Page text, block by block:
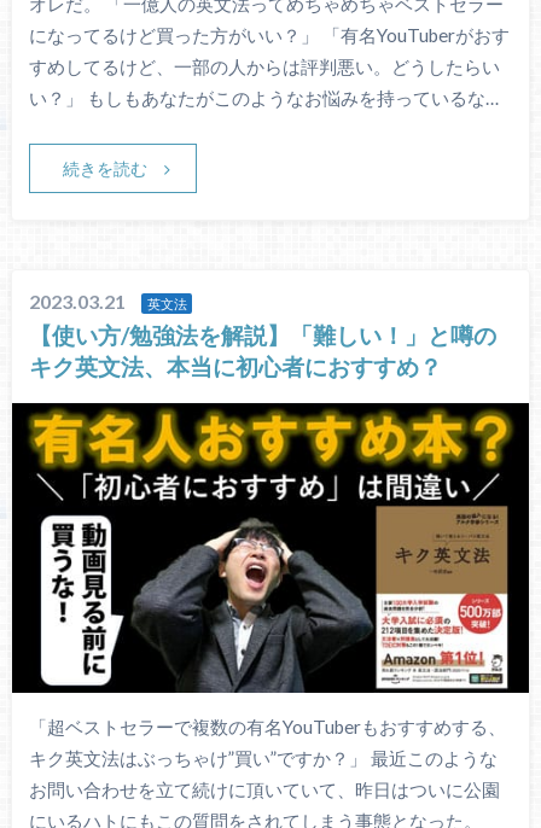
になってるけど買った方がいい？」 「有名YouTuberがおす
すめしてるけど、一部の人からは評判悪い。どうしたらい
い？」 もしもあなたがこのようなお悩みを持っているな…
続きを読む
2023.03.21 英文法
【使い方/勉強法を解説】「難しい！」と噂の
キク英文法、本当に初心者におすすめ？
「超ベストセラーで複数の有名YouTuberもおすすめする、
キク英文法はぶっちゃけ”買い”ですか？」 最近このような
お問い合わせを立て続けに頂いていて、昨日はついに公園
にいるハトにもこの質問をされてしまう事態となった。